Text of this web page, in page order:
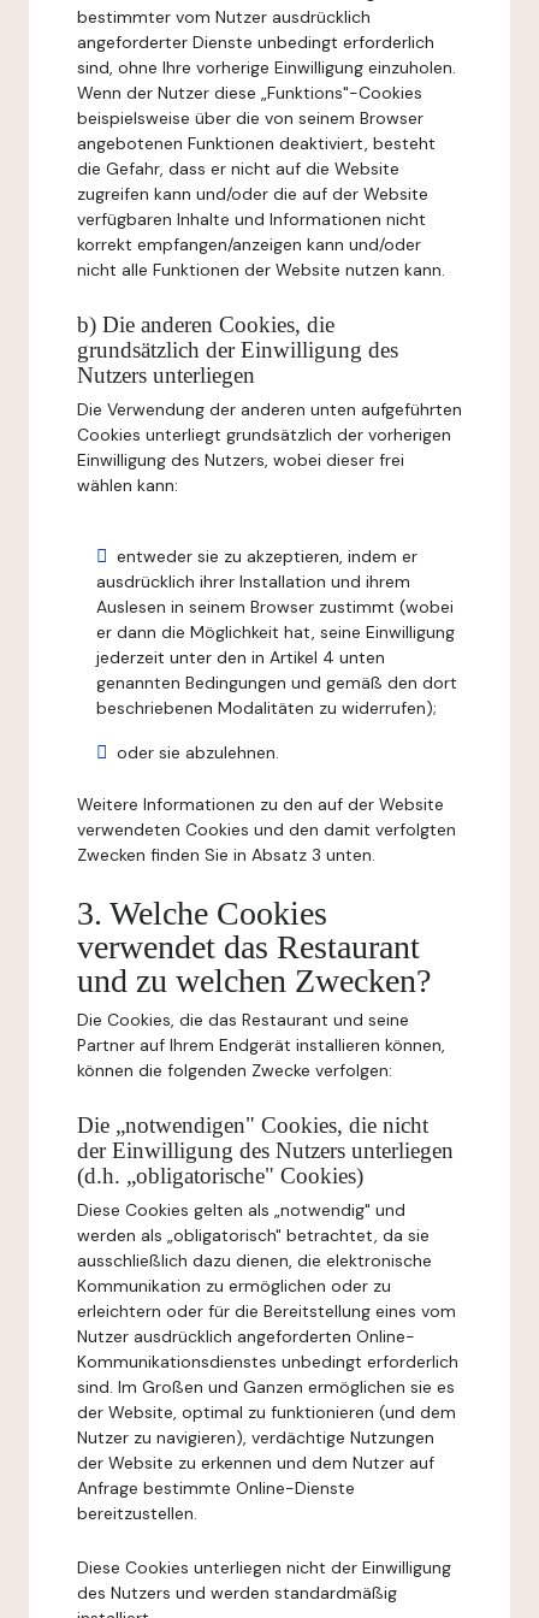
bestimmter vom Nutzer ausdrücklich
angeforderter Dienste unbedingt erforderlich
sind, ohne Ihre vorherige Einwilligung einzuholen.
Wenn der Nutzer diese „Funktions"-Cookies
beispielsweise über die von seinem Browser
angebotenen Funktionen deaktiviert, besteht
die Gefahr, dass er nicht auf die Website
zugreifen kann und/oder die auf der Website
verfügbaren Inhalte und Informationen nicht
korrekt empfangen/anzeigen kann und/oder
nicht alle Funktionen der Website nutzen kann.
b) Die anderen Cookies, die
grundsätzlich der Einwilligung des
Nutzers unterliegen
Die Verwendung der anderen unten aufgeführten
Cookies unterliegt grundsätzlich der vorherigen
Einwilligung des Nutzers, wobei dieser frei
wählen kann:
entweder sie zu akzeptieren, indem er
ausdrücklich ihrer Installation und ihrem
Auslesen in seinem Browser zustimmt (wobei
er dann die Möglichkeit hat, seine Einwilligung
jederzeit unter den in Artikel 4 unten
genannten Bedingungen und gemäß den dort
beschriebenen Modalitäten zu widerrufen);
oder sie abzulehnen.
Weitere Informationen zu den auf der Website
verwendeten Cookies und den damit verfolgten
Zwecken finden Sie in Absatz 3 unten.
3. Welche Cookies
verwendet das Restaurant
und zu welchen Zwecken?
Die Cookies, die das Restaurant und seine
Partner auf Ihrem Endgerät installieren können,
können die folgenden Zwecke verfolgen:
Die „notwendigen" Cookies, die nicht
der Einwilligung des Nutzers unterliegen
(d.h. „obligatorische" Cookies)
Diese Cookies gelten als „notwendig" und
werden als „obligatorisch" betrachtet, da sie
ausschließlich dazu dienen, die elektronische
Kommunikation zu ermöglichen oder zu
erleichtern oder für die Bereitstellung eines vom
Nutzer ausdrücklich angeforderten Online-
Kommunikationsdienstes unbedingt erforderlich
sind. Im Großen und Ganzen ermöglichen sie es
der Website, optimal zu funktionieren (und dem
Nutzer zu navigieren), verdächtige Nutzungen
der Website zu erkennen und dem Nutzer auf
Anfrage bestimmte Online-Dienste
bereitzustellen.
Diese Cookies unterliegen nicht der Einwilligung
des Nutzers und werden standardmäßig